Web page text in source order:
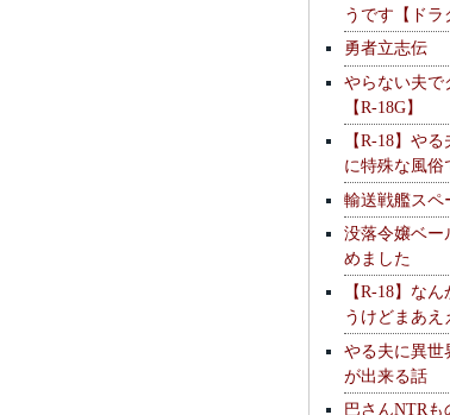
うです【ドラ
勇者立志伝
やらない夫で
【R-18G】
【R-18】や
に特殊な風俗
輸送戦艦スペ
没落令嬢ベー
めました
【R-18】な
うけどまあえ
やる夫に異世
が出来る話
巴さんNTRも